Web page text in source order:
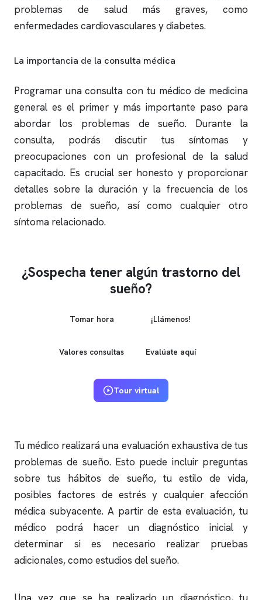
problemas de salud más graves, como
enfermedades cardiovasculares y diabetes.
La importancia de la consulta médica
Programar una consulta con tu médico de medicina
general es el primer y más importante paso para
abordar los problemas de sueño. Durante la
consulta, podrás discutir tus síntomas y
preocupaciones con un profesional de la salud
capacitado. Es crucial ser honesto y proporcionar
detalles sobre la duración y la frecuencia de los
problemas de sueño, así como cualquier otro
síntoma relacionado.
¿Sospecha tener algún trastorno del
sueño?
Tomar hora ¡Llámenos!
Valores consultas Evalúate aquí
Tour virtual
Tu médico realizará una evaluación exhaustiva de tus
problemas de sueño. Esto puede incluir preguntas
sobre tus hábitos de sueño, tu estilo de vida,
posibles factores de estrés y cualquier afección
médica subyacente. A partir de esta evaluación, tu
médico podrá hacer un diagnóstico inicial y
determinar si es necesario realizar pruebas
adicionales, como estudios del sueño.